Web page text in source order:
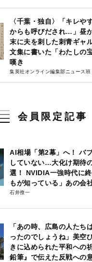
〈千葉・独自〉「キレや
からも呼びだされ…」昼
末に夫を刺した刺青ギャ
文集に書いた「わたしの
嘆き
集英社オンライン編集部ニュース班
会員限定記事
AI相場「第2幕」へ！ バ
していない…大化け期待
選！ NVIDIA一強時代に
もが知っている」あの会
石井僚一
「あの時、広島の人たち
ったのでしょうね」美空
きに込められた平和への
鉛筆』で伝えた反戦への